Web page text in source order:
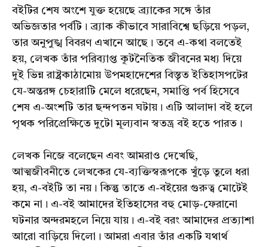
বইটির শেষ অংশে যুক্ত হয়েছে ব্র্যাকের সঙ্গে তাঁর
অভিজ্ঞতার পর্বটি। ব্র্যাক কীভাবে সারাবিশ্বে ছড়িয়ে পড়ল,
তার অনুপুঙ্খ বিবরণ এখানে আছে। তবে এ-কথা বলতেই
হয়, লেখক তাঁর পরিব্যাপ্ত কূটনৈতিক জীবনের মধ্য দিয়ে
দুই ভিন্ন রাষ্ট্রকাঠামোয় উপমহাদেশের বিস্তৃত ইতিহাসপটের
যে-অন্তরঙ্গ চেহারাটি মেলে ধরেছেন, সমাপ্তি পর্ব হিসেবে
শেষ এ-অংশটি তার ছন্দপতন ঘটায়। এটি আলাদা বই হলে
পৃথক পরিপ্রেক্ষিতে দুটো মূল্যবান স্বতন্ত্র বই হতে পারত।
লেখক নিজে বলেছেন এবং আমরাও দেখেছি,
আত্মজীবনীতে লেখকের যে-ব্যক্তিস্বরূপকে খুঁড়ে তুলে ধরা
হয়, এ-বইটি তা নয়। কিন্তু তাতে এ-বইয়ের গুরুত্ব মোটেই
কমে না। এ-বই আমাদের ইতিহাসের বহু মোড়-ফেরানো
ঘটনার অন্দরমহলে নিয়ে যায়। এ-বই বরং আমাদের প্রত্যাশা
আরো বাড়িয়ে দিলো। আমরা এবার তাঁর একটি যথার্থ